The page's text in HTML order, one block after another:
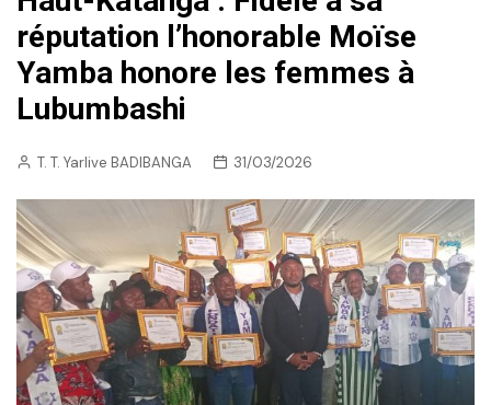
réputation l’honorable Moïse
Yamba honore les femmes à
Lubumbashi
T. T. Yarlive BADIBANGA 31/03/2026